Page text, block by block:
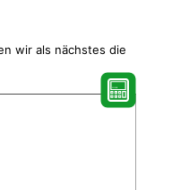
wir als nächstes die